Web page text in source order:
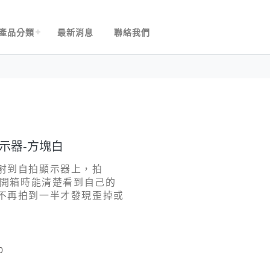
品分類 最新消息 聯絡我們
器-方塊白
到自拍顯示器上，拍
箱時能清楚看到自己的
再拍到一半才發現歪掉或